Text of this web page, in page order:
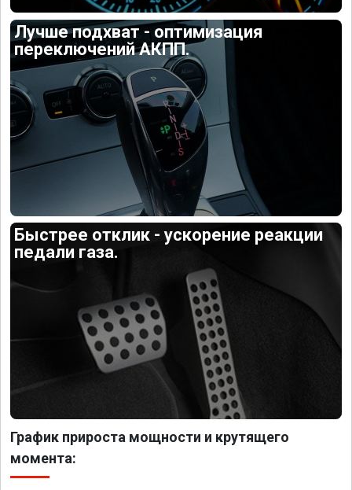
Лучше подхват - оптимизация
переключений АКПП.
Быстрее отклик - ускорение реакции
педали газа.
График прироста мощности и крутящего
момента: